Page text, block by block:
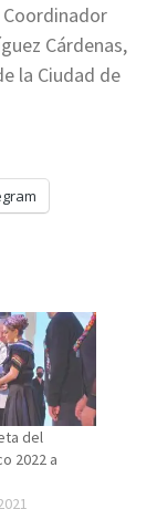
Coordinador
Cárdenas,
la Ciudad de
del
2022 a